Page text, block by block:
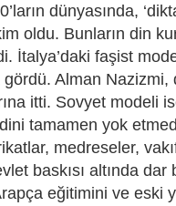
dünyasında,
oldu. Bunların din
İtalya’daki faşist
Alman Nazizmi,
itti. Sovyet modeli
tamamen yok
medreseler,
baskısı altında dar
eğitimini ve eski